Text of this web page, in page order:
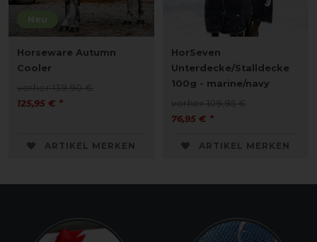
Neu
Horseware Autumn
Cooler
vorher 139,90 €
125,95 € *
ARTIKEL MERKEN
HorSeven
Unterdecke/Stalldecke
100g - marine/navy
vorher 109,95 €
76,95 € *
ARTIKEL MERKEN